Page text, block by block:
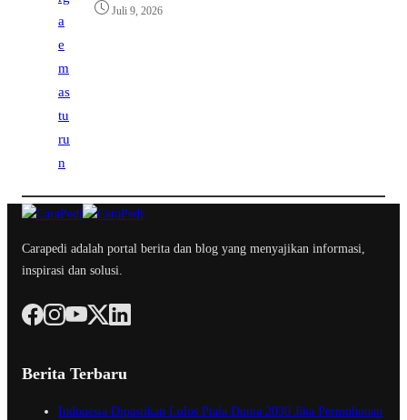
Juli 9, 2026
Carapedi adalah portal berita dan blog yang menyajikan informasi,
inspirasi dan solusi.
Berita Terbaru
Indonesia Dipastikan Lolos Piala Dunia 2030 Jika Permohonan